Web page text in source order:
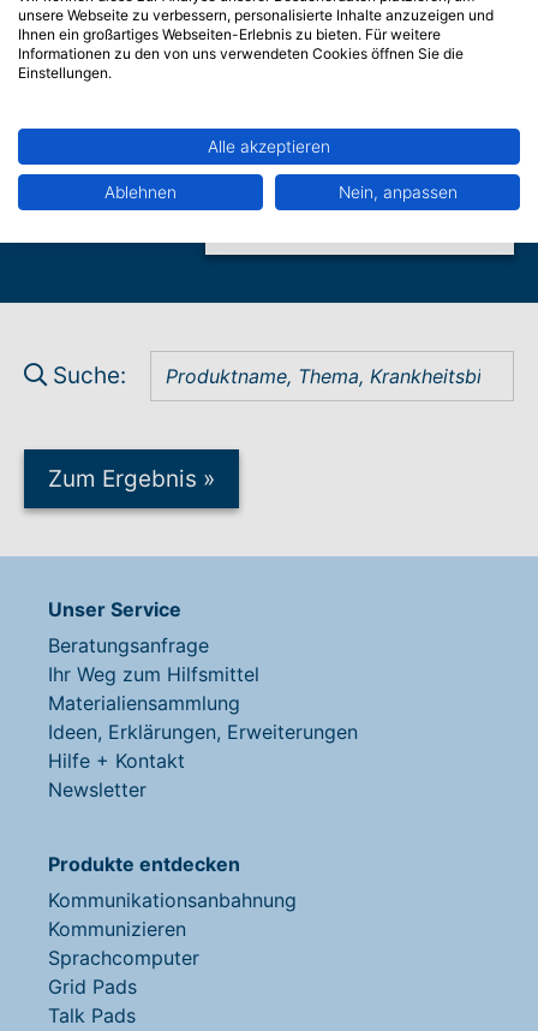
Erlebnisräume?
Wir sind nah für Sie da. Schicken Sie uns eine
freuen uns auf Sie.
Suche:
Zum Ergebnis »
Unser Service
Beratungsanfrage
Ihr Weg zum Hilfsmittel
Materialiensammlung
Ideen, Erklärungen, Erweiterungen
Hilfe + Kontakt
Newsletter
Produkte entdecken
Kommunikationsanbahnung
Kommunizieren
Sprachcomputer
Grid Pads
Talk Pads
unsere Webseite zu verbessern, personalisierte Inhalte anzuzeigen und
Ihnen ein großartiges Webseiten-Erlebnis zu bieten. Für weitere
Informationen zu den von uns verwendeten Cookies öffnen Sie die
Einstellungen.
Alle akzeptieren
Ablehnen Nein, anpassen